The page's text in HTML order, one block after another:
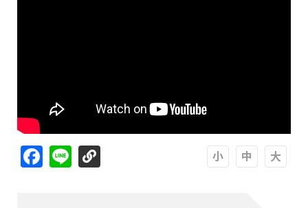
Facebook
Line